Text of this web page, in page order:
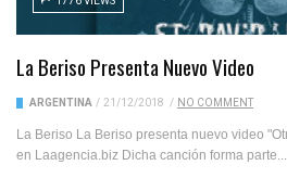
La Beriso Presenta Nuevo Video
ARGENTINA / 21/12/2018 / NO COMMENT
La Beriso La Beriso presenta nuevo video
en Laagencia.biz Dicha canción forma parte...